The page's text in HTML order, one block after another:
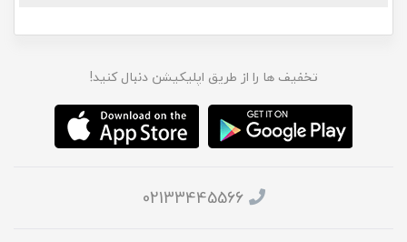
تخفیف ها را از طریق اپلیکیشن دنبال کنید!
02133445566